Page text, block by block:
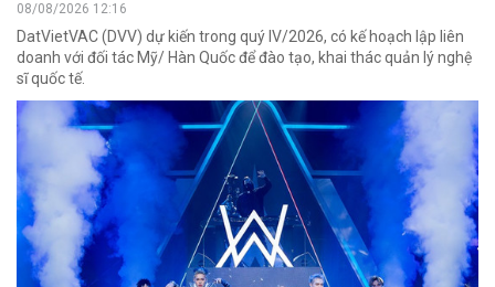
08/08/2026 12:16
DatVietVAC (DVV) dự kiến trong quý IV/2026, có kế hoạch lập liên
doanh với đối tác Mỹ/ Hàn Quốc để đào tạo, khai thác quản lý nghệ
sĩ quốc tế.